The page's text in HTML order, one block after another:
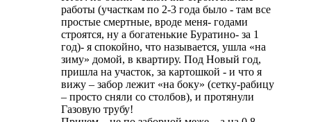
работы (участкам по 2-3 года было - там все
простые смертные, вроде меня- годами
строятся, ну а богатенькие Буратино- за 1
год)- я спокойно, что называется, ушла «на
зиму» домой, в квартиру. Под Новый год,
пришла на участок, за картошкой - и что я
вижу – забор лежит «на боку» (сетку-рабицу
– просто сняли со столбов), и протянули
Газовую трубу!